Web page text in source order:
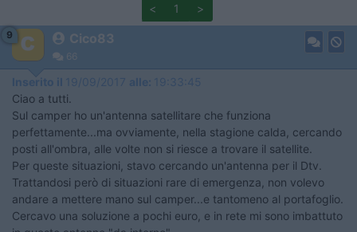
< 1 >
9 Cico83
66
Inserito il 19/09/2017 alle: 19:33:45
Ciao a tutti.
Sul camper ho un'antenna satellitare che funziona
perfettamente...ma ovviamente, nella stagione calda, cercando
posti all'ombra, alle volte non si riesce a trovare il satellite.
Per queste situazioni, stavo cercando un'antenna per il Dtv.
Trattandosi però di situazioni rare di emergenza, non volevo
andare a mettere mano sul camper...e tantomeno al portafoglio.
Cercavo una soluzione a pochi euro, e in rete mi sono imbattuto